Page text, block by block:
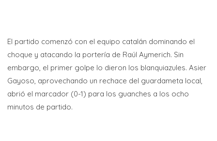
El partido comenzó con el equipo catalán dominando el
choque y atacando la portería de Raúl Aymerich. Sin
embargo, el primer golpe lo dieron los blanquiazules. Asier
Gayoso, aprovechando un rechace del guardameta local,
abrió el marcador (0-1) para los guanches a los ocho
minutos de partido.